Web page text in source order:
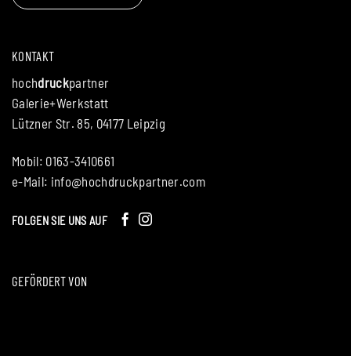
KONTAKT
hochdruckpartner
Galerie+Werkstatt
Lützner Str. 85, 04177 Leipzig
Mobil: 0163-3410661
e-Mail: info@hochdruckpartner.com
FOLGEN SIE UNS AUF
GEFÖRDERT VON